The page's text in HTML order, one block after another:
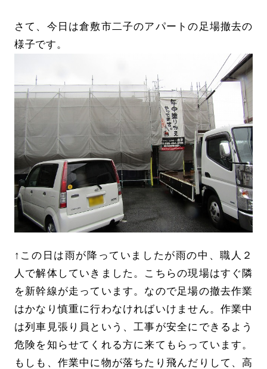
さて、今日は倉敷市二子のアパートの足場撤去の
様子です。
↑この日は雨が降っていましたが雨の中、職人２
人で解体していきました。こちらの現場はすぐ隣
を新幹線が走っています。なので足場の撤去作業
はかなり慎重に行わなければいけません。作業中
は列車見張り員という、工事が安全にできるよう
危険を知らせてくれる方に来てもらっています。
もしも、作業中に物が落ちたり飛んだりして、高